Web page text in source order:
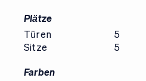
Plätze
Türen
5
Sitze
5
Farben